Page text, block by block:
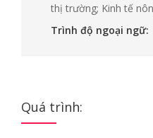
thị trường; Kinh tế
Trình độ ngoại ngữ:
Quá trình: